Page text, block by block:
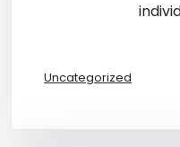
Uncategorized